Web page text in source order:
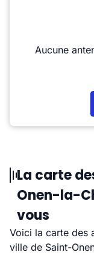
Aucune
La carte
Onen-la-
vous
Voici la carte des
ville de Saint-